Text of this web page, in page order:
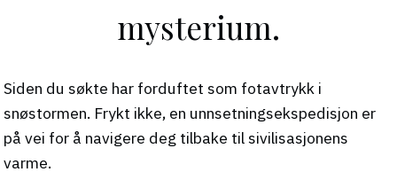
mysterium.
Siden du søkte har forduftet som fotavtrykk i
snøstormen. Frykt ikke, en unnsetningsekspedisjon er
på vei for å navigere deg tilbake til sivilisasjonens
varme.